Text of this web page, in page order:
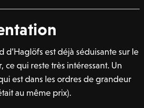
est déjà séduisante sur le
qui reste très intéressant. Un
est dans les ordres de grandeur
au même prix).